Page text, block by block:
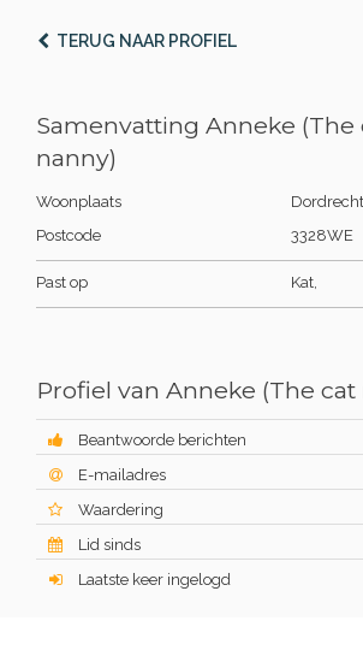
TERUG NAAR PROFIEL
Samenvatting Anneke (The
nanny)
Woonplaats
Dordrecht
Postcode
3328WE
Past op Kat,
Profiel van Anneke (The cat
Beantwoorde berichten
E-mailadres
Waardering
Lid sinds
Laatste keer ingelogd